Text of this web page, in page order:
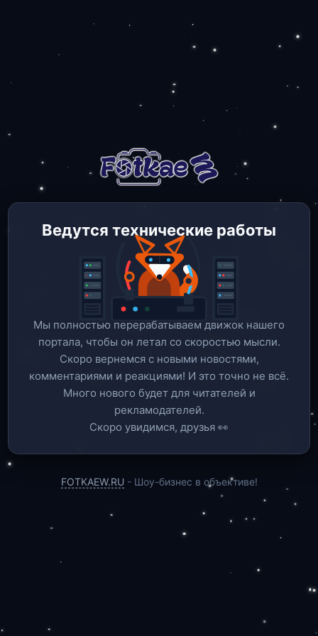
Ведутся технические работы
Мы полностью перерабатываем движок нашего
портала, чтобы он летал со скоростью мысли.
Скоро вернемся c новыми новостями,
комментариями и реакциями! И это точно не всё.
Много нового будет для читателей и
рекламодателей.
Скоро увидимся, друзья 👀
FOTKAEW.RU - Шоу-бизнес в объективе!